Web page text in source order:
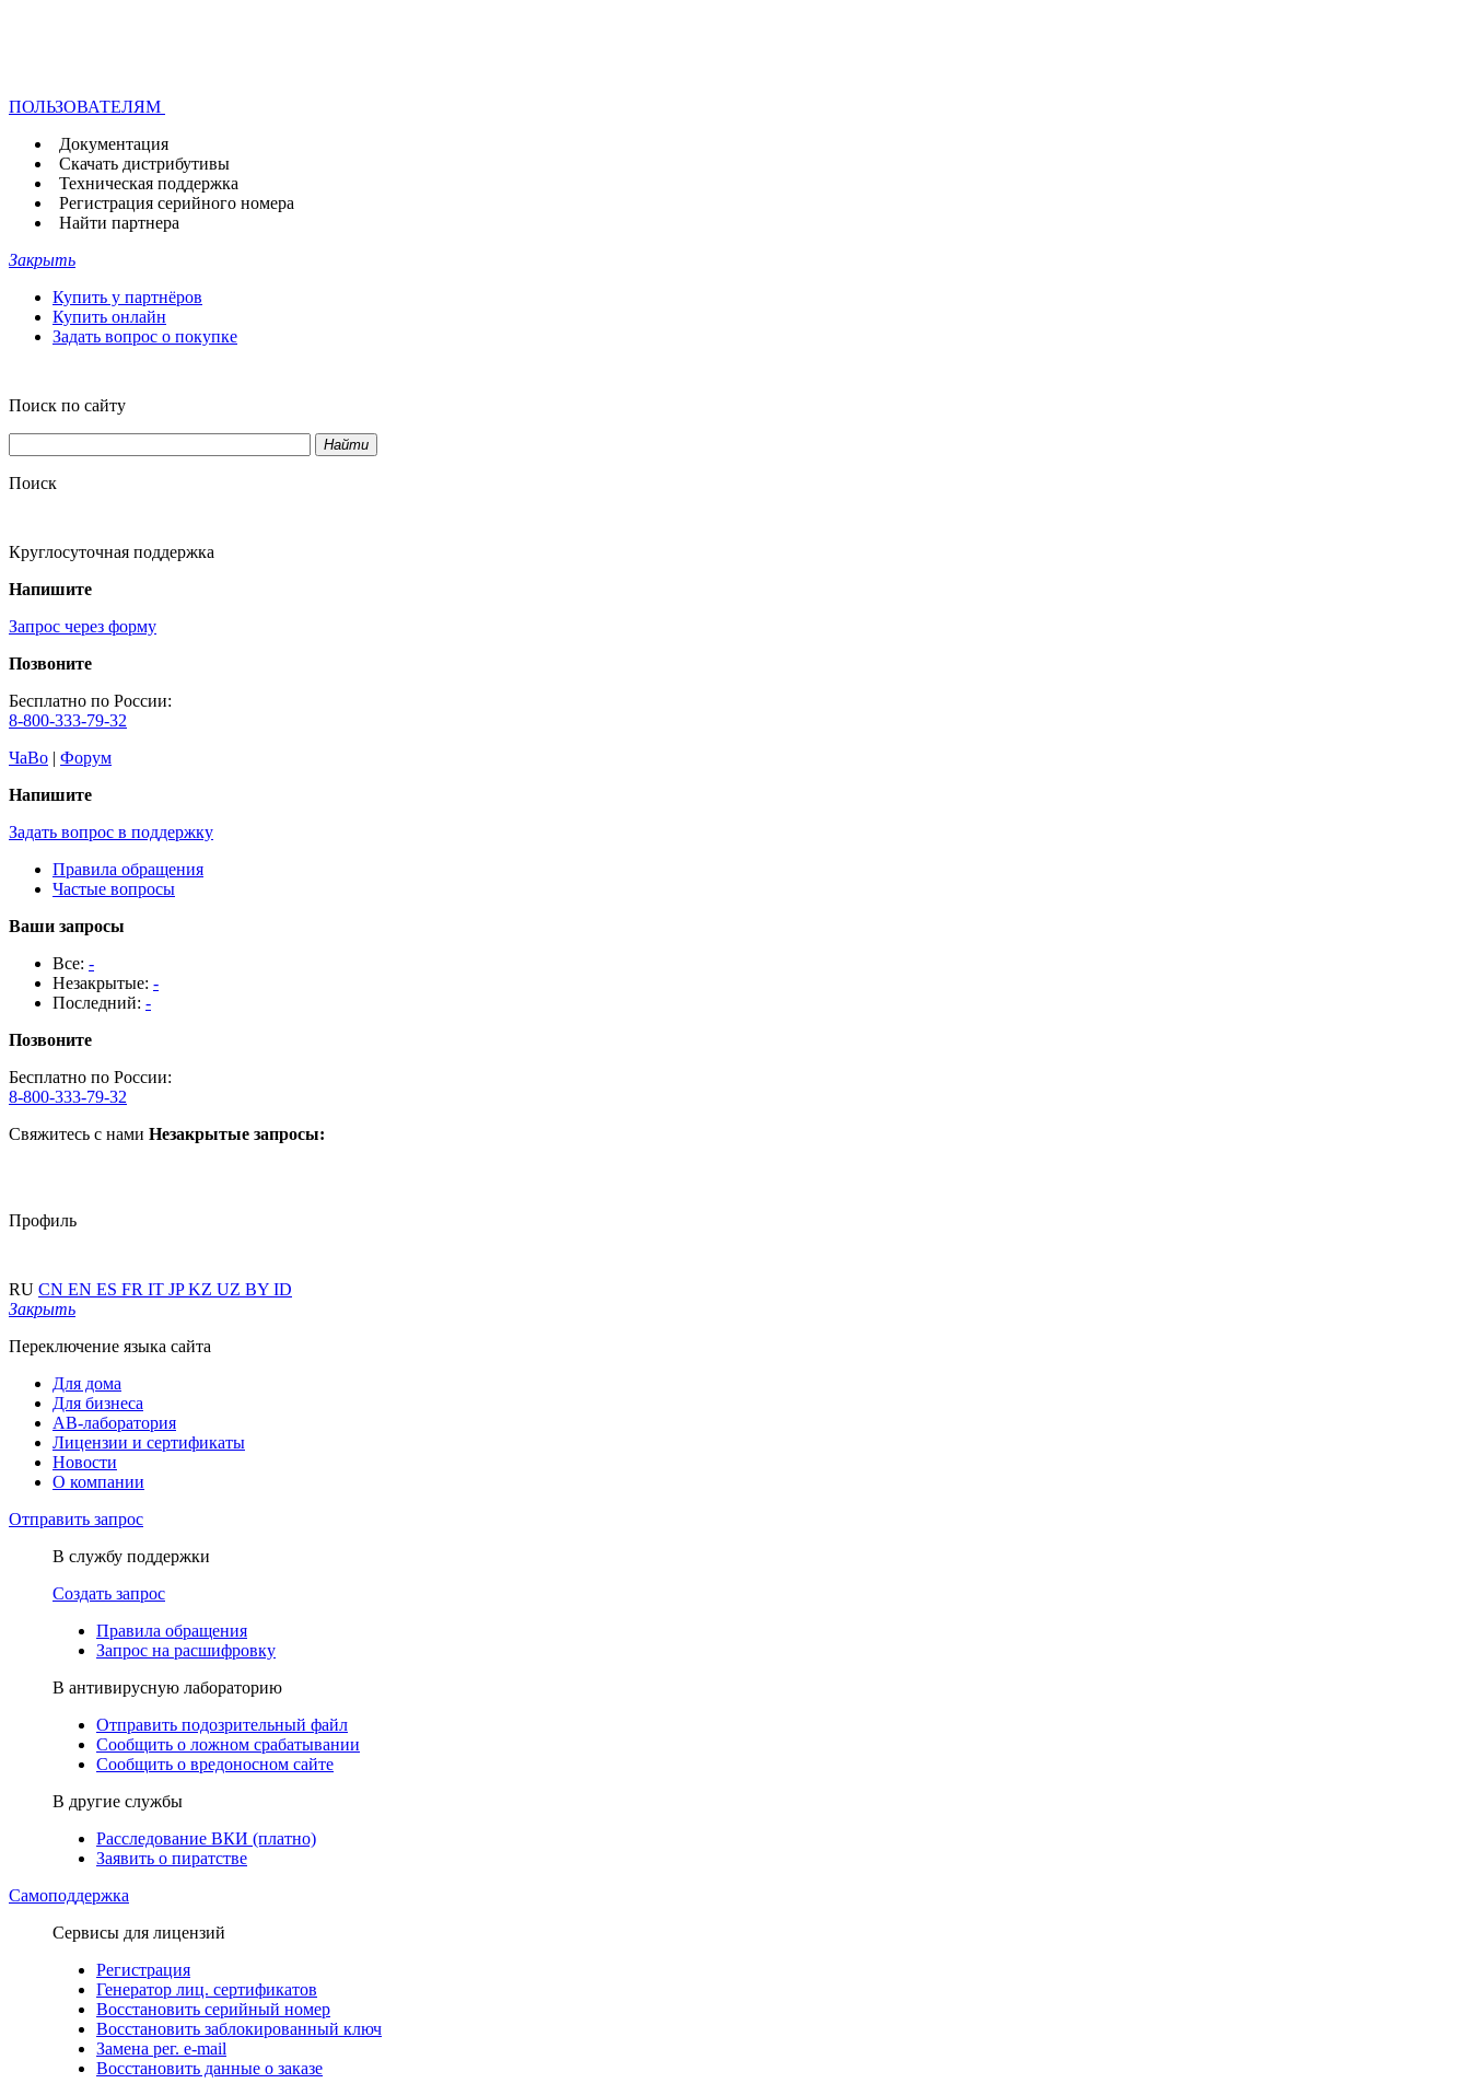
ПОЛЬЗОВАТЕЛЯМ
Документация
Скачать дистрибутивы
Техническая поддержка
Регистрация серийного номера
Найти партнера
Закрыть
Купить у партнёров
Купить онлайн
Задать вопрос о покупке
Поиск по сайту
Найти
Поиск
Круглосуточная поддержка
Напишите
Запрос через форму
Позвоните
Бесплатно по России:
8-800-333-79-32
ЧаВо | Форум
Напишите
Задать вопрос в поддержку
Правила обращения
Частые вопросы
Ваши запросы
Все: -
Незакрытые: -
Последний: -
Позвоните
Бесплатно по России:
8-800-333-79-32
Свяжитесь с нами Незакрытые запросы:
Профиль
RU CN EN ES FR IT JPKZ UZ BY ID
Закрыть
Переключение языка сайта
Для дома
Для бизнеса
АВ-лаборатория
Лицензии и сертификаты
Новости
О компании
Отправить запрос
В службу поддержки
Создать запрос
Правила обращения
Запрос на расшифровку
В антивирусную лабораторию
Отправить подозрительный файл
Сообщить о ложном срабатывании
Сообщить о вредоносном сайте
В другие службы
Расследование ВКИ (платно)
Заявить о пиратстве
Самоподдержка
Сервисы для лицензий
Регистрация
Генератор лиц. сертификатов
Восстановить серийный номер
Восстановить заблокированный ключ
Замена рег. e-mail
Восстановить данные о заказе